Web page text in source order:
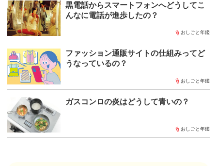
黒電話からスマートフォンへどうしてこ
んなに電話が進歩したの？
おしごと年鑑
ファッション通販サイトの仕組みってど
うなっているの？
おしごと年鑑
ガスコンロの炎はどうして青いの？
おしごと年鑑